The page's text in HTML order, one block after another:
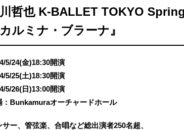
哲也 K-BALLET TOKYO
カルミナ・ブラーナ』
5/24(金)18:30開演
5/25(土)18:30開演
5/26(日)13:00開演
：Bunkamuraオーチャードホール
サー、管弦楽、合唱など総出演者250名超、